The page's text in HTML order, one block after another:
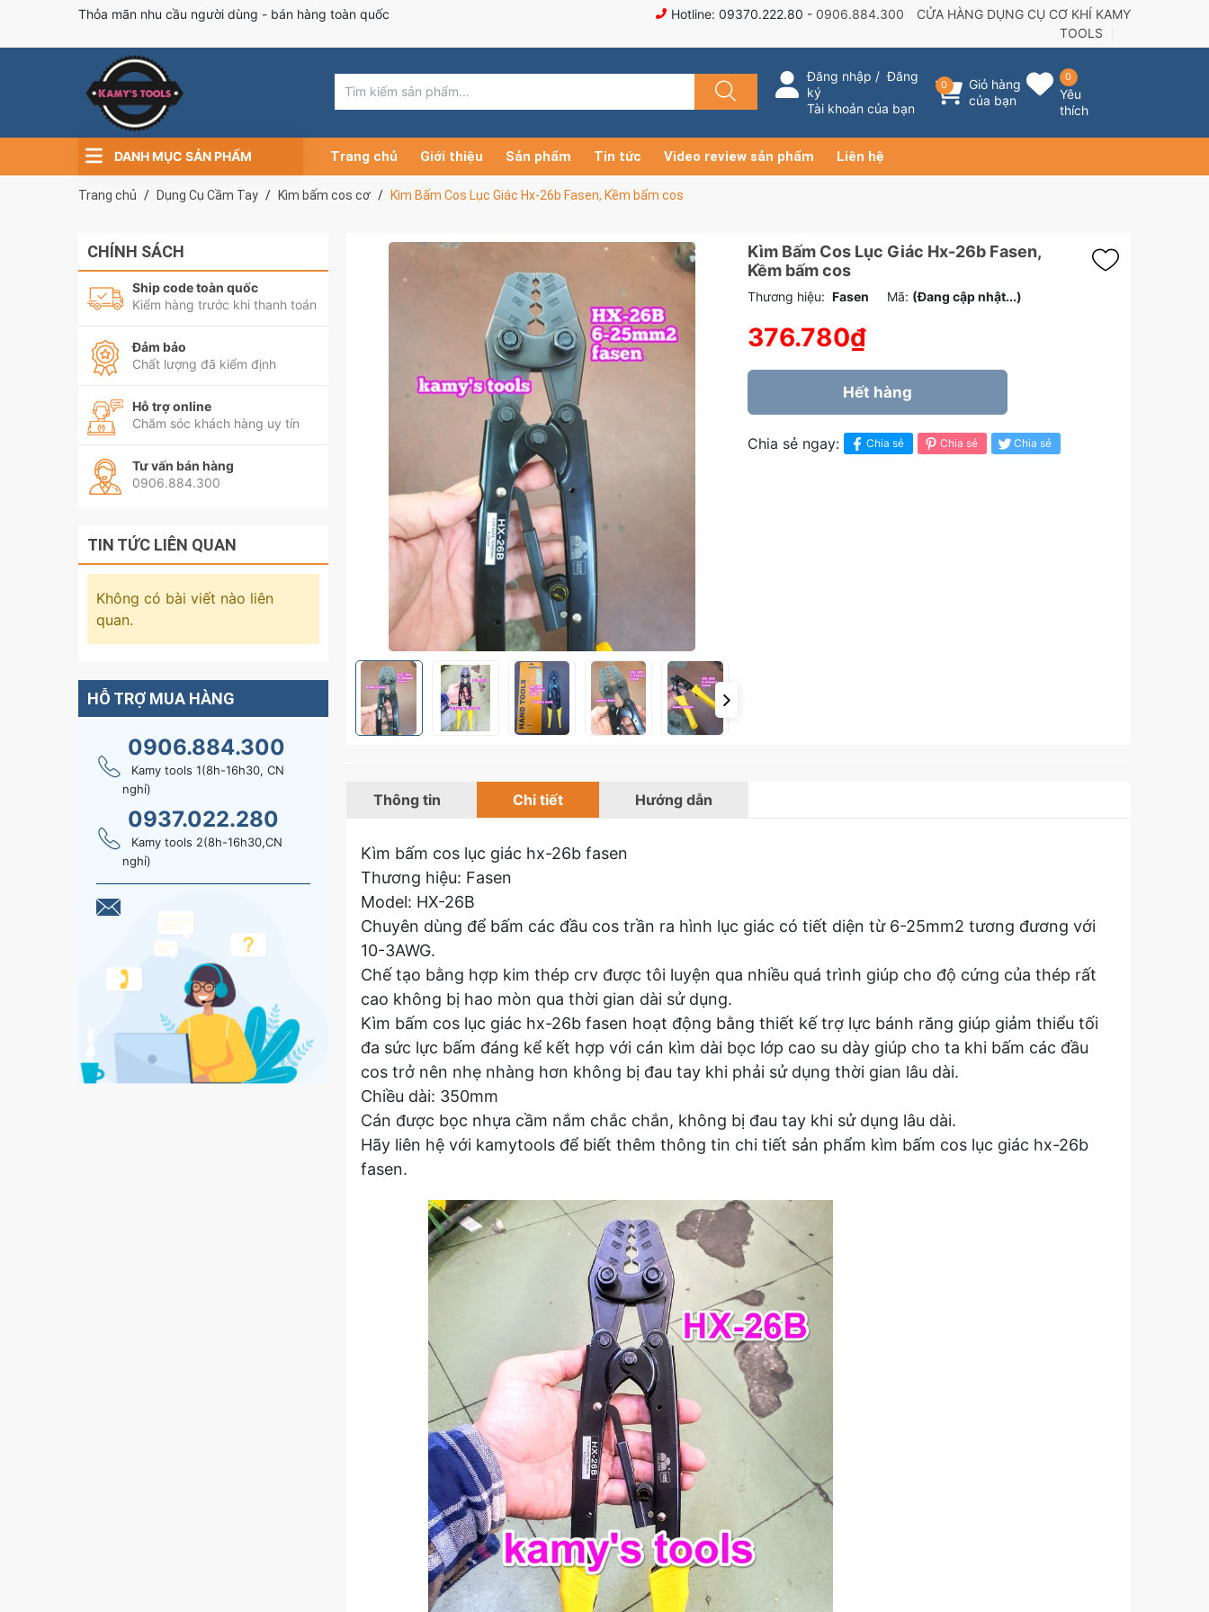
Thỏa mãn nhu cầu người dùng - bán hàng toàn quốc Hotline: 09370.222.80 - 0906.884.300
CỬA HÀNG DỤNG CỤ CƠ KHÍ KAMY
TOOLS
Đăng nhập /Đăng
ký
Tài khoản của bạn
0
Giỏ hàng
của bạn
0
Yêu
thích
DANH MỤC SẢN PHẨM Trang chủ Giới thiệu Sản phẩm Tin tức Video review sản phẩm Liên hệ
Trang chủ Dụng Cụ Cầm Tay Kìm bấm cos cơ Kìm Bấm Cos Lục Giác Hx-26b Fasen, Kềm bấm cos
Kìm Bấm Cos Lục Giác Hx-26b Fasen,
Kềm bấm cos
Thương hiệu: Fasen Mã: (Đang cập nhật...)
376.780₫
Hết hàng
Chia sẻ ngay: Chia sẻ Chia sẻ Chia sẻ
Thông tin Chi tiết Hướng dẫn
Kìm bấm cos lục giác hx-26b fasen
Thương hiệu: Fasen
Model: HX-26B
Chuyên dùng để bấm các đầu cos trần ra hình lục giác có tiết diện từ 6-25mm2 tương đương với
10-3AWG.
Chế tạo bằng hợp kim thép crv được tôi luyện qua nhiều quá trình giúp cho độ cứng của thép rất
cao không bị hao mòn qua thời gian dài sử dụng.
Kìm bấm cos lục giác hx-26b fasen hoạt động bằng thiết kế trợ lực bánh răng giúp giảm thiểu tối
đa sức lực bấm đáng kể kết hợp với cán kìm dài bọc lớp cao su dày giúp cho ta khi bấm các đầu
cos trở nên nhẹ nhàng hơn không bị đau tay khi phải sử dụng thời gian lâu dài.
Chiều dài: 350mm
Cán được bọc nhựa cầm nắm chắc chắn, không bị đau tay khi sử dụng lâu dài.
Hãy liên hệ với kamytools để biết thêm thông tin chi tiết sản phẩm kìm bấm cos lục giác hx-26b
fasen.
CHÍNH SÁCH
Ship code toàn quốc
Kiểm hàng trước khi thanh toán
Đảm bảo
Chất lượng đã kiểm định
Hỗ trợ online
Chăm sóc khách hàng uy tín
Tư vấn bán hàng
0906.884.300
TIN TỨC LIÊN QUAN
Không có bài viết nào liên
quan.
HỖ TRỢ MUA HÀNG
0906.884.300
Kamy tools 1(8h-16h30, CN
nghỉ)
0937.022.280
Kamy tools 2(8h-16h30,CN
nghỉ)